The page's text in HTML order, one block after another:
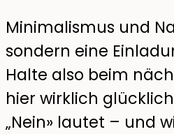
Minimalismus und
sondern eine
Halte also beim
hier wirklich
„Nein» lautet – und